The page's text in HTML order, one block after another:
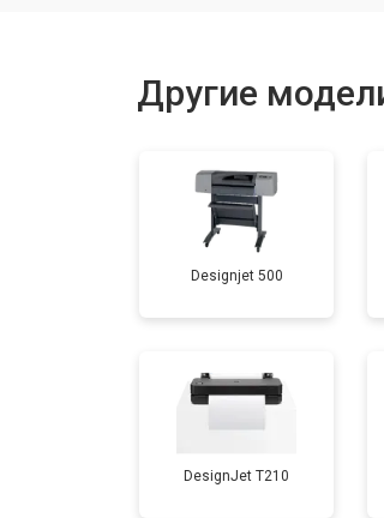
Ремонт блока
Другие
Designjet 500
DesignJet T210